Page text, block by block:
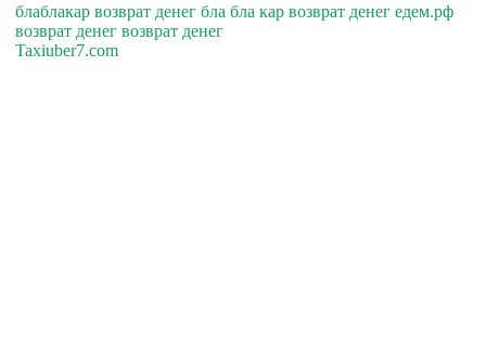
блаблакар возврат денег бла бла кар возврат денег едем.рф
возврат денег возврат денег
Taxiuber7.com